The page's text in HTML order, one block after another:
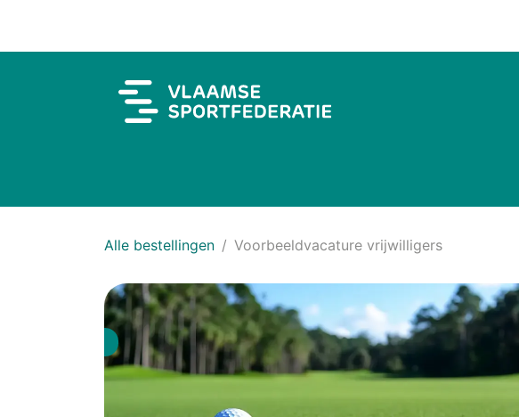
Alle bestellingen Voorbeeldvacature vrijwilligers